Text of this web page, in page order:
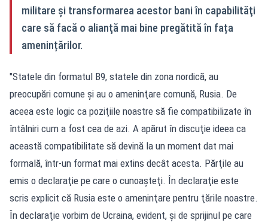
militare și transformarea acestor bani în capabilităţi
care să facă o alianţă mai bine pregătită în fața
amenințărilor.
"Statele din formatul B9, statele din zona nordică, au
preocupări comune şi au o ameninţare comună, Rusia. De
aceea este logic ca poziţiile noastre să fie compatibilizate în
întâlniri cum a fost cea de azi. A apărut în discuţie ideea ca
această compatibilitate să devină la un moment dat mai
formală, într-un format mai extins decât acesta. Părţile au
emis o declaraţie pe care o cunoaşteţi. În declaraţie este
scris explicit că Rusia este o ameninţare pentru ţările noastre.
În declaraţie vorbim de Ucraina, evident, şi de sprijinul pe care